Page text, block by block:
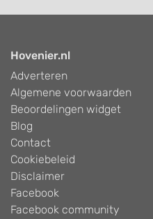
Hovenier.nl
Adverteren
Algemene voorwaarden
Beoordelingen widget
Blog
Contact
Cookiebeleid
Disclaimer
Facebook
Facebook community